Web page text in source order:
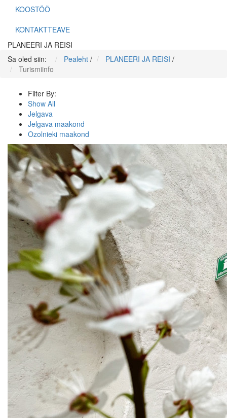
KOOSTÖÖ
KONTAKTTEAVE
PLANEERI JA REISI
Sa oled siin:
Pealeht / PLANEERI JA REISI /
Turismiinfo
Filter By:
Show All
Jelgava
Jelgava maakond
Ozolnieki maakond